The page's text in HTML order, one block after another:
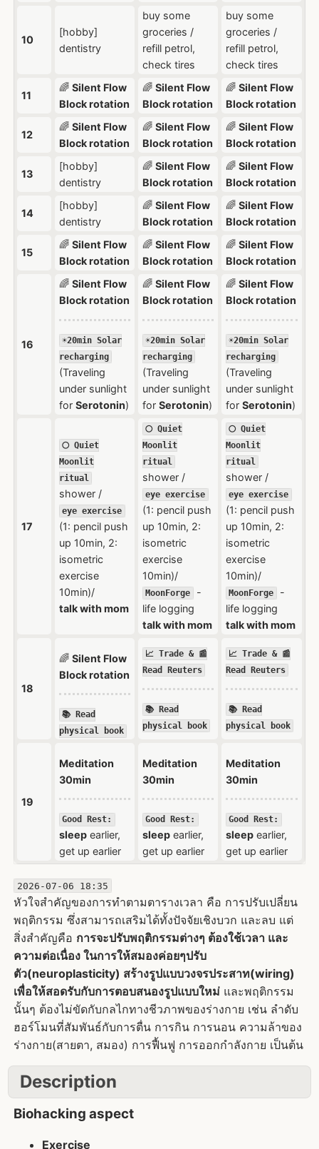
10
[hobby]
dentistry
buy some
groceries /
refill petrol,
check tires
buy some
groceries /
refill petrol,
check tires
11
🌈 Silent Flow
Block rotation
🌈 Silent Flow
Block rotation
🌈 Silent Flow
Block rotation
12
🌈 Silent Flow
Block rotation
🌈 Silent Flow
Block rotation
🌈 Silent Flow
Block rotation
13
[hobby]
dentistry
🌈 Silent Flow
Block rotation
🌈 Silent Flow
Block rotation
14
[hobby]
dentistry
🌈 Silent Flow
Block rotation
🌈 Silent Flow
Block rotation
15
🌈 Silent Flow
Block rotation
🌈 Silent Flow
Block rotation
🌈 Silent Flow
Block rotation
16
🌈 Silent Flow
Block rotation
☀️20min Solar
recharging
(Traveling
under sunlight
for Serotonin)
🌈 Silent Flow
Block rotation
☀️20min Solar
recharging
(Traveling
under sunlight
for Serotonin)
🌈 Silent Flow
Block rotation
☀️20min Solar
recharging
(Traveling
under sunlight
for Serotonin)
17
🌕 Quiet
Moonlit
ritual
shower /
eye exercise
(1: pencil push
up 10min, 2:
isometric
exercise
10min)/
talk with mom
🌕 Quiet
Moonlit
ritual
shower /
eye exercise
(1: pencil push
up 10min, 2:
isometric
exercise
10min)/
MoonForge
-
life logging
talk with mom
🌕 Quiet
Moonlit
ritual
shower /
eye exercise
(1: pencil push
up 10min, 2:
isometric
exercise
10min)/
MoonForge
-
life logging
talk with mom
18
🌈 Silent Flow
Block rotation
📚 Read
physical book
📈 Trade & 📰
Read Reuters
📚 Read
physical book
📈 Trade & 📰
Read Reuters
📚 Read
physical book
19
Meditation
30min
Good Rest:
sleepearlier,
get up earlier
Meditation
30min
Good Rest:
sleepearlier,
get up earlier
Meditation
30min
Good Rest:
sleepearlier,
get up earlier
2026-07-06 18:35
หัวใจสำคัญของการทำตามตารางเวลา คือ การปรับเปลี่ยน
พฤติกรรม ซึ่งสามารถเสริมได้ทั้งปัจจัยเชิงบวก และลบ แต่
สิ่งสำคัญคือ การจะปรับพฤติกรรมต่างๆ ต้องใช้เวลา และ
ความต่อเนื่อง ในการให้สมองค่อยๆปรับ
ตัว(neuroplasticity) สร้างรูปแบบวงจรประสาท(wiring)
เพื่อให้สอดรับกับการตอบสนองรูปแบบใหม่และพฤติกรรม
นั้นๆ ต้องไม่ขัดกับกลไกทางชีวภาพของร่างกาย เช่น ลำดับ
ฮอร์โมนที่สัมพันธ์กับการตื่น การกิน การนอน ความล้าของ
ร่างกาย(สายตา, สมอง) การฟื้นฟู การออกกำลังกาย เป็นต้น
Description
Biohacking aspect
Exercise